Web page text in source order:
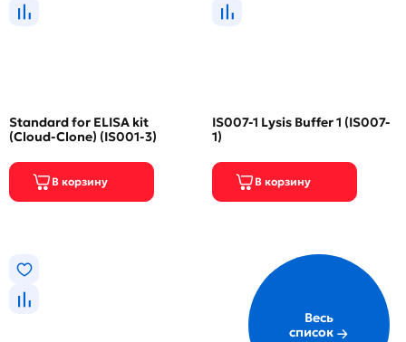
Standard for ELISA kit
(Cloud-Clone) (IS001-3)
IS007-1 Lysis Buffer 1 (IS007-
1)
Весь
список